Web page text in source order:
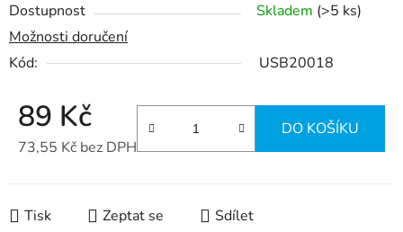
Dostupnost Skladem (>5 ks)
Možnosti doručení
Kód:
USB20018
89 Kč
73,55 Kč bez DPH
DO KOŠÍKU
Tisk Zeptat se Sdílet